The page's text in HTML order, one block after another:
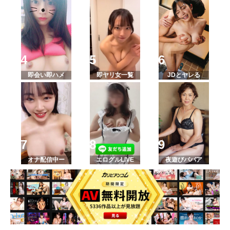
即会い即ハメ 即ヤリ女一覧 JDとヤレる
オナ配信中ー エログルLIVE 夜遊びババア